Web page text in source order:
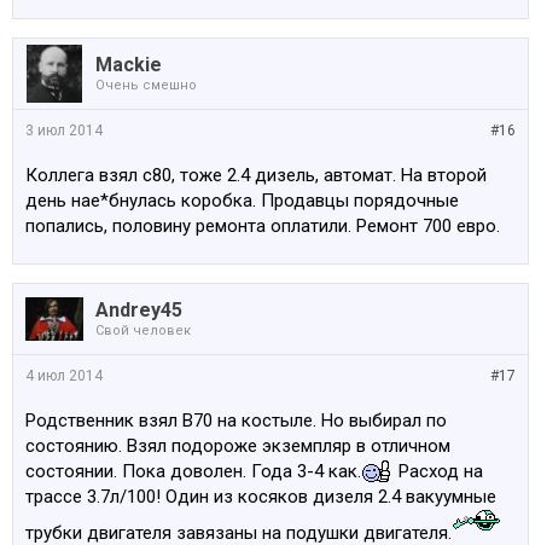
Mackie
Очень смешно
#16
3 июл 2014
Коллега взял с80, тоже 2.4 дизель, автомат. На второй
день нае*бнулась коробка. Продавцы порядочные
попались, половину ремонта оплатили. Ремонт 700 евро.
Andrey45
Свой человек
#17
4 июл 2014
Родственник взял В70 на костыле. Но выбирал по
состоянию. Взял подороже экземпляр в отличном
состоянии. Пока доволен. Года 3-4 как.
Расход на
трассе 3.7л/100! Один из косяков дизеля 2.4 вакуумные
трубки двигателя завязаны на подушки двигателя.